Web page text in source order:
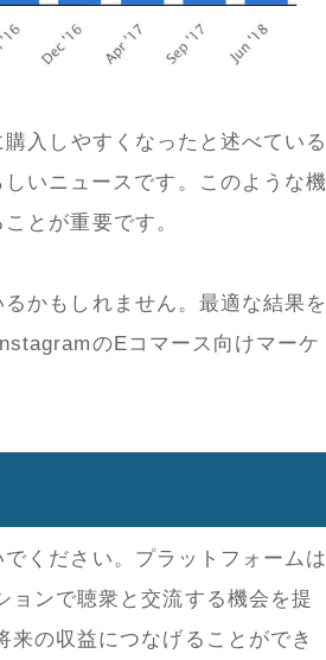
入しやすくなったと述べている
いニュースです。このような機
とが重要です。
かもしれません。最適な結果を
のEコマース向けマーケ
ください。プラットフォームは
ョンで聴衆と交流する機会を提
の収益につなげることができ